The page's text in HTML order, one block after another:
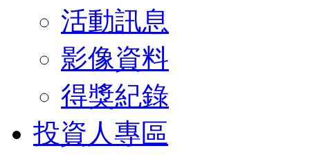
活動訊息
影像資料
得獎紀錄
投資人專區